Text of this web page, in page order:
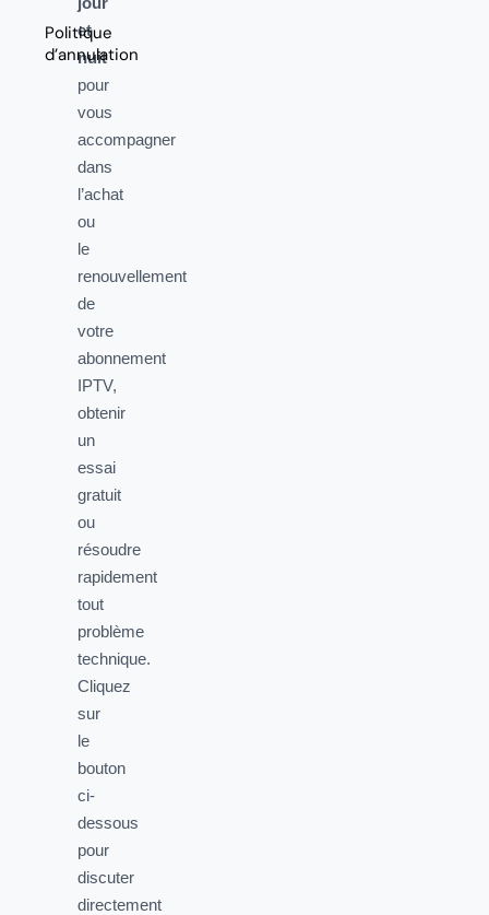
Politique
d’annulation
et
nuit
pour
vous
accompagner
dans
l’achat
ou
le
renouvellement
de
votre
abonnement
IPTV,
obtenir
un
essai
gratuit
ou
résoudre
rapidement
tout
problème
technique.
Cliquez
sur
le
bouton
ci-
dessous
pour
discuter
directement